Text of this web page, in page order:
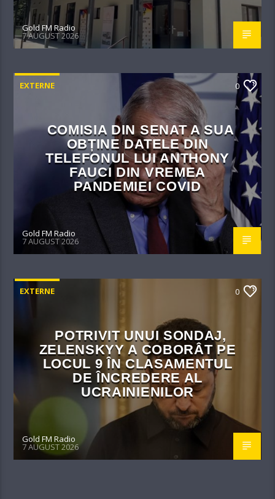
Gold FM Radio
7 AUGUST 2026
EXTERNE 0
COMISIA DIN SENAT A SUA
OBȚINE DATELE DIN
TELEFONUL LUI ANTHONY
FAUCI DIN VREMEA
PANDEMIEI COVID
Gold FM Radio
7 AUGUST 2026
EXTERNE 0
POTRIVIT UNUI SONDAJ,
ZELENSKYY A COBORÂT PE
LOCUL 9 ÎN CLASAMENTUL
DE ÎNCREDERE AL
UCRAINIENILOR
Gold FM Radio
7 AUGUST 2026